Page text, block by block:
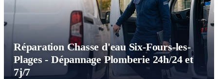
Réparation Chasse d'eau Six-Fours-les-
Plages - Dépannage Plomberie 24h/24 et
7j/7